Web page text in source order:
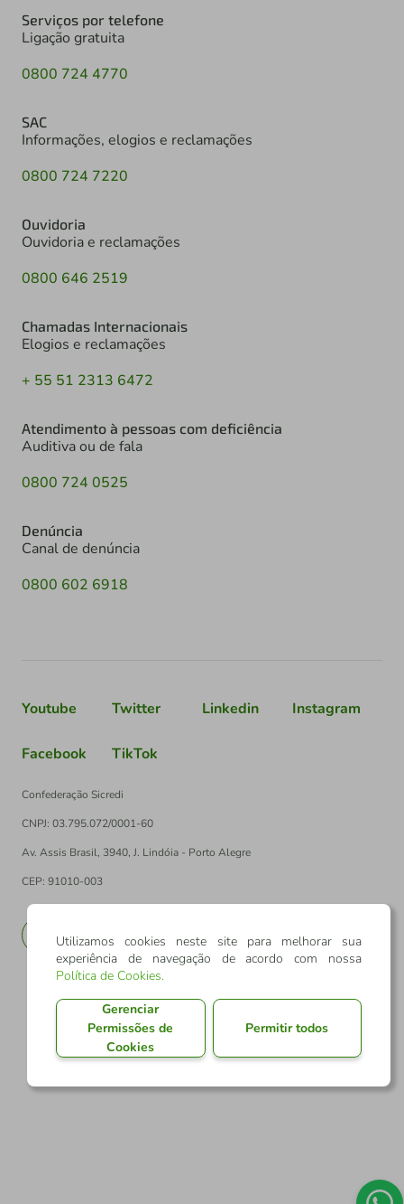
Serviços por telefone
Ligação gratuita
0800 724 4770
SAC
Informações, elogios e reclamações
0800 724 7220
Ouvidoria
Ouvidoria e reclamações
0800 646 2519
Chamadas Internacionais
Elogios e reclamações
+ 55 51 2313 6472
Atendimento à pessoas com deficiência
Auditiva ou de fala
0800 724 0525
Denúncia
Canal de denúncia
0800 602 6918
Youtube Twitter Linkedin Instagram
Facebook TikTok
Confederação Sicredi
CNPJ: 03.795.072/0001-60
Av. Assis Brasil, 3940, J. Lindóia - Porto Alegre
CEP: 91010-003
EN
Utilizamos cookies neste site para melhorar sua
experiência de navegação de acordo com nossa
Política de Cookies.
Gerenciar
Permissões de
Cookies
Permitir todos